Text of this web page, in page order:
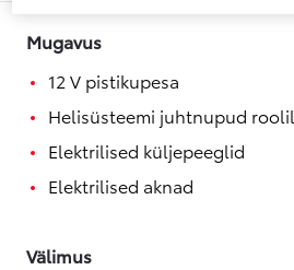
Mugavus
12 V pistikupesa
Helisüsteemi juhtnupud roolil
Elektrilised küljepeeglid
Elektrilised aknad
Välimus